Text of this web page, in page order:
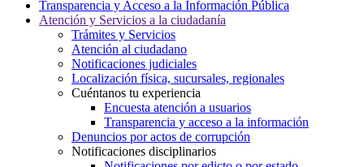
Transparencia y Acceso a la Información Pública
Atención y Servicios a la ciudadanía
Trámites y Servicios
Atención al ciudadano
Notificaciones judiciales
Localización física, sucursales, regionales
Cuéntanos tu experiencia
Encuesta atención a usuarios
Transparencia y acceso a la información
Denuncios por actos de corrupción
Notificaciones disciplinarios